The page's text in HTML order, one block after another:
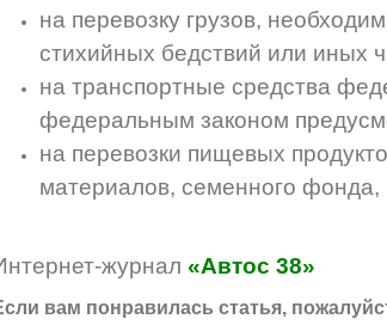
на перевозку грузов,
стихийных бедствий или иных
на транспортные средства
федеральным законом
на перевозки пищевых
материалов, семенного фонда,
журнал «Автос 38»
вам понравилась статья,